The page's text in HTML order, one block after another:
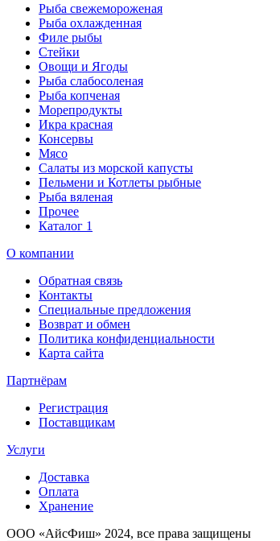
Рыба свежемороженая
Рыба охлажденная
Филе рыбы
Стейки
Овощи и Ягоды
Рыба слабосоленая
Рыба копченая
Морепродукты
Икра красная
Консервы
Мясо
Салаты из морской капусты
Пельмени и Котлеты рыбные
Рыба вяленая
Прочее
Каталог 1
О компании
Обратная связь
Контакты
Специальные предложения
Возврат и обмен
Политика конфиденциальности
Карта сайта
Партнёрам
Регистрация
Поставщикам
Услуги
Доставка
Оплата
Хранение
ООО «AйсФиш» 2024, все права защищены